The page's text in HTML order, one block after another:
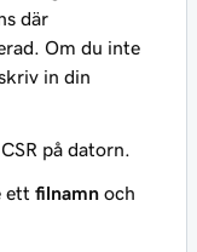
där
Om du inte
in din
på datorn.
ett filnamn och